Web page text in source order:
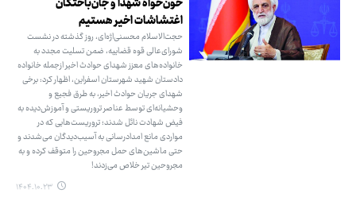
اغتشاشات اخیر هستیم
حجت‌الاسلام محسنی‌اژه‌ای، روز گذشته در نشست
شورای‌عالی قوه قضاییه، ضمن تسلیت مجدد به
خانواده‌های معزز شهدای حوادث اخیر ازجمله خانواده
دادستان شهید شهرستان اسفراین، اظهار کرد: برخی
شهدای جریان حوادث اخیر، به طرق فجیع و
وحشیانه‌ای توسط عناصر تروریستی و آموزش‌دیده به
فیض شهادت نائل شدند؛ تروریست‌هایی که در
مواردی مانع امدادرسانی به آسیب‌دیدگان می‌شدند و
حتی ماشین‌های حمل مجروحین را متوقف کرده و به
مجروحین تیر خلاص می‌زدند!
۱۴۰۴.۱۰.۲۳